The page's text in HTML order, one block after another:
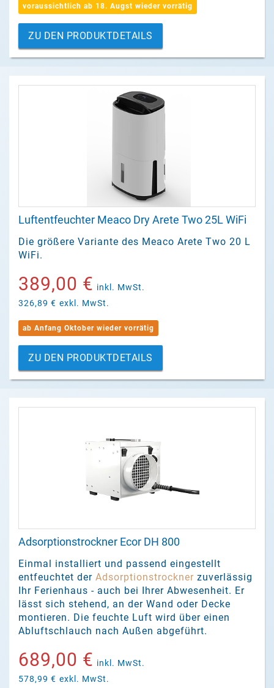
voraussichtlich ab 18. Augst wieder vorrätig
ZU DEN PRODUKTDETAILS
Luftentfeuchter Meaco Dry Arete Two 25L WiFi
Die größere Variante des Meaco Arete Two 20 L
WiFi.
389,00 € inkl. MwSt.
326,89 € exkl. MwSt.
ab Anfang Oktober wieder vorrätig
ZU DEN PRODUKTDETAILS
Adsorptionstrockner Ecor DH 800
Einmal installiert und passend eingestellt
entfeuchtet der Adsorptionstrockner zuverlässig
Ihr Ferienhaus - auch bei Ihrer Abwesenheit. Er
lässt sich stehend, an der Wand oder Decke
montieren. Die feuchte Luft wird über einen
Abluftschlauch nach Außen abgeführt.
689,00 € inkl. MwSt.
578,99 € exkl. MwSt.